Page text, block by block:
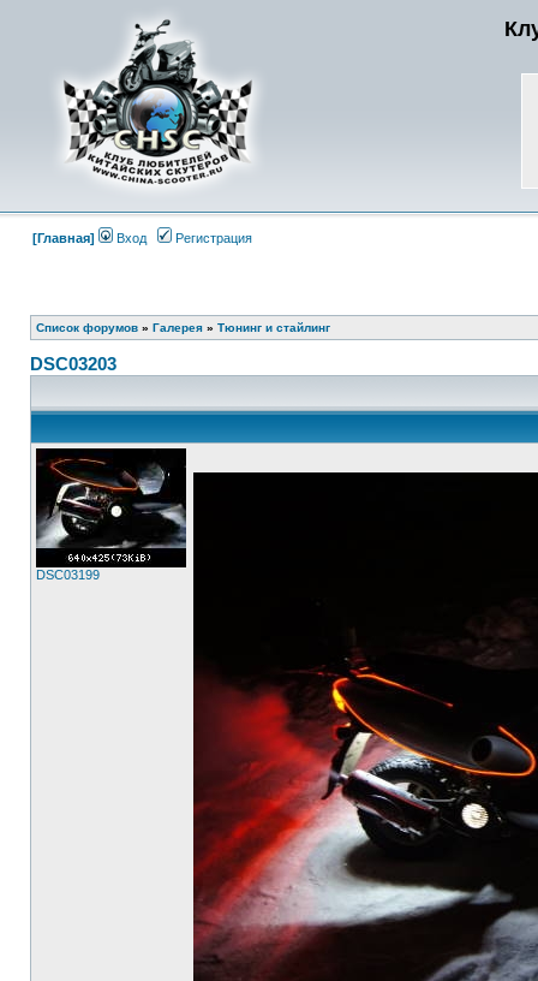
[Главная] Вход Регистрация
Список форумов » Галерея » Тюнинг и стайлинг
DSC03203
DSC03199